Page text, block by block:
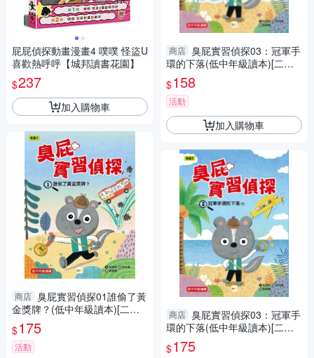
屁屁偵探動畫漫畫4 噗噗 怪盜U
喜歡熱呼呼【城邦讀書花園】
$237
加入購物車
商店 臭屁實習偵探01誰偷了黃
金獎牌？(低中年級讀本)[二手
書_良好]
$175
活動
商店 臭屁實習偵探03：冠軍手
環的下落(低中年級讀本)[二手
書_近全新]
$158
活動
加入購物車
商店 臭屁實習偵探03：冠軍手
環的下落(低中年級讀本)[二手
書_良好]
$175